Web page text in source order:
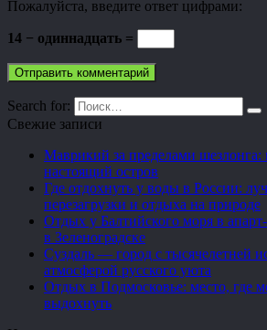
Пожалуйста, введите ответ цифрами:
14 − одиннадцать =
Search for:
Свежие записи
Маврикий за пределами шезлонга:
настоящий остров
Где отдохнуть у воды в России:
перезагрузки и отдыха на природе
Отдых у Балтийского моря в
в Зеленоградске
Суздаль — город с тысячелетней
атмосферой русского уюта
Отдых в Подмосковье: место, где
выдохнуть